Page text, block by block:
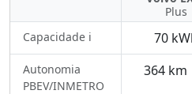
Plus
Capacidade ℹ️ 70
Autonomia
PBEV/INMETRO
364 km